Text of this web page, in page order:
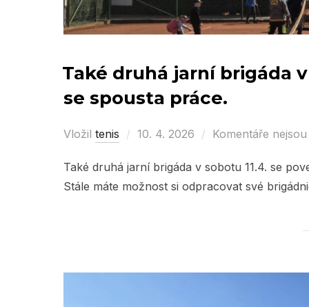
Také druhá jarní brigáda
se spousta práce.
Vložil tenis
Posted
10. 4. 2026 Komentáře
Také druhá jarní brigáda v sobotu 11.4. se
Stále máte možnost si odpracovat své